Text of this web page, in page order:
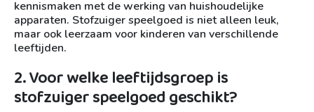
kennismaken met de werking van huishoudelijke
apparaten. Stofzuiger speelgoed is niet alleen leuk,
maar ook leerzaam voor kinderen van verschillende
leeftijden.
2. Voor welke leeftijdsgroep is
stofzuiger speelgoed geschikt?